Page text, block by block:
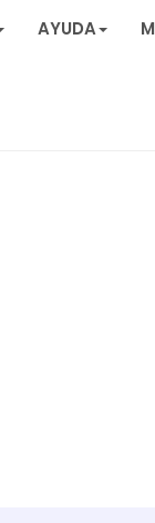
AYUDA